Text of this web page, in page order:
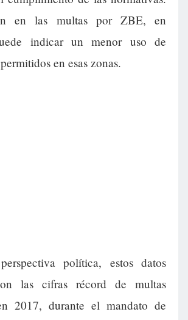
en las multas por ZBE, en
indicar un menor uso de
en esas zonas.
política, estos datos
las cifras récord de multas
2017, durante el mandato de